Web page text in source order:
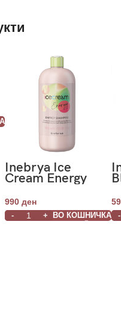
Inebrya Ice
Cream Energy
Shampoo 1000ml
990 ден
ВО КОШНИЧКА